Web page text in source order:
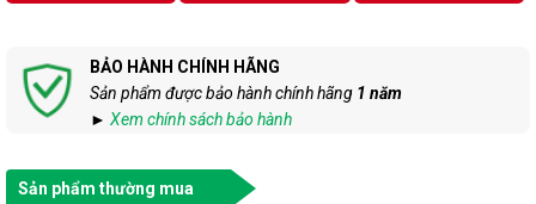
BẢO HÀNH CHÍNH HÃNG
Sản phẩm được bảo hành chính hãng 1 năm
► Xem chính sách bảo hành
Sản phẩm thường mua